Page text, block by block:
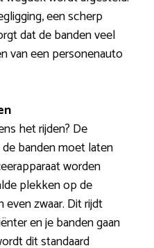
een scherp
dat de banden veel
van een personenauto
het rijden? De
banden moet laten
worden
plekken op de
even zwaar. Dit rijdt
en je banden gaan
dit standaard